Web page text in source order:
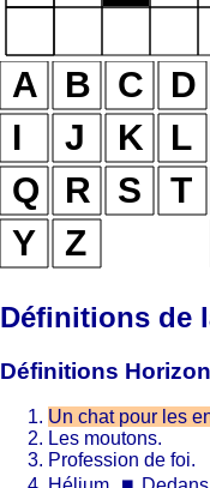
Définitions de
Définitions
Un chat pour les
Les moutons.
Profession de foi.